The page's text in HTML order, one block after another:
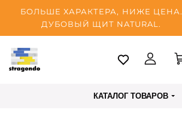
БОЛЬШЕ ХАРАКТЕРА, НИЖЕ ЦЕНА.
ДУБОВЫЙ ЩИТ NATURAL.
Таллинн
КАТАЛОГ ТОВАРОВ